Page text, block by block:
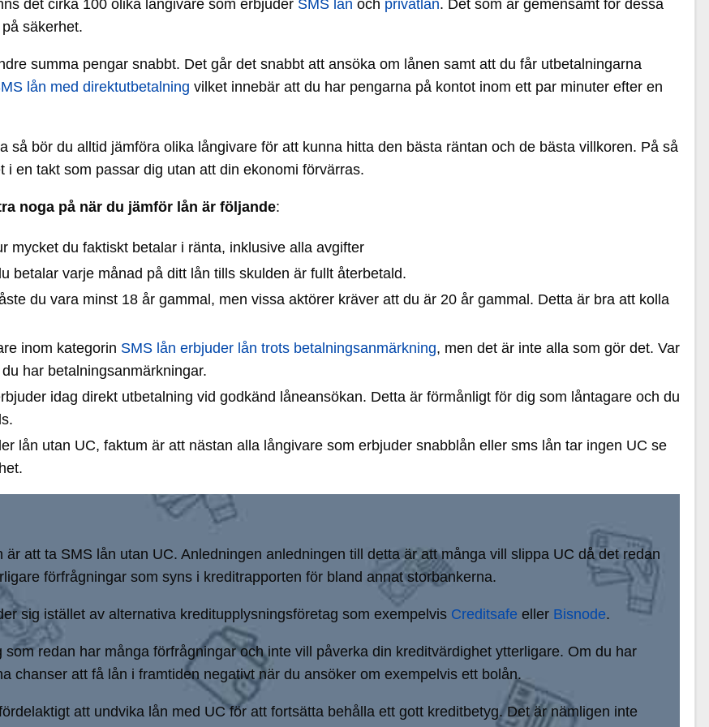
det cirka 100 olika långivare som erbjuder SMS lån och privatlån. Det som är gemensamt för dessa
säkerhet.
summa pengar snabbt. Det går det snabbt att ansöka om lånen samt att du får utbetalningarna
lån med direktutbetalning vilket innebär att du har pengarna på kontot inom ett par minuter efter en
så bör du alltid jämföra olika långivare för att kunna hitta den bästa räntan och de bästa villkoren. På så
en takt som passar dig utan att din ekonomi förvärras.
noga på när du jämför lån är följande:
mycket du faktiskt betalar i ränta, inklusive alla avgifter
betalar varje månad på ditt lån tills skulden är fullt återbetald.
du vara minst 18 år gammal, men vissa aktörer kräver att du är 20 år gammal. Detta är bra att kolla
inom kategorin SMS lån erbjuder lån trots betalningsanmärkning, men det är inte alla som gör det. Var
har betalningsanmärkningar.
idag direkt utbetalning vid godkänd låneansökan. Detta är förmånligt för dig som låntagare och du
lån utan UC, faktum är att nästan alla långivare som erbjuder snabblån eller sms lån tar ingen UC se
att ta SMS lån utan UC. Anledningen anledningen till detta är att många vill slippa UC då det redan
förfrågningar som syns i kreditrapporten för bland annat storbankerna.
sig istället av alternativa kreditupplysningsföretag som exempelvis Creditsafe eller Bisnode.
redan har många förfrågningar och inte vill påverka din kreditvärdighet ytterligare. Om du har
chanser att få lån i framtiden negativt när du ansöker om exempelvis ett bolån.
att undvika lån med UC för att fortsätta behålla ett gott kreditbetyg. Det är nämligen inte